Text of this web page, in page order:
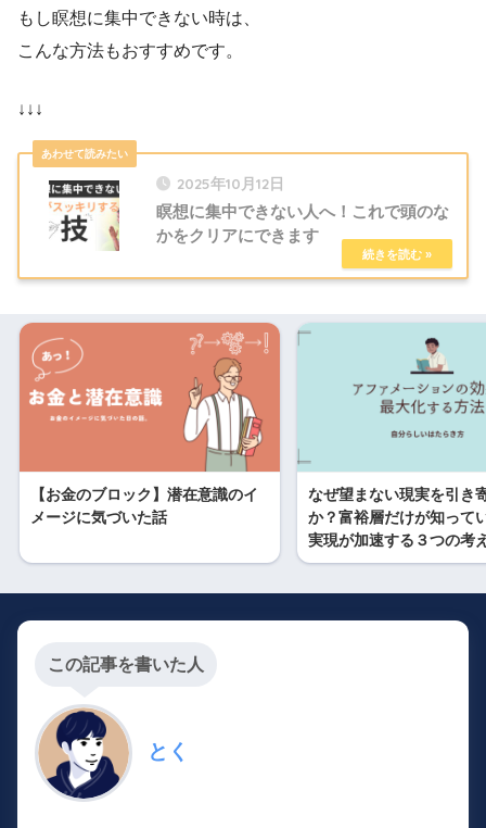
もし瞑想に集中できない時は、
こんな方法もおすすめです。
↓↓↓
2025年10月12日
瞑想に集中できない人へ！これで頭のな
かをクリアにできます
【お金のブロック】潜在意識のイ
メージに気づいた話
なぜ望まない現実を引き
か？富裕層だけが知って
実現が加速する３つの考
この記事を書いた人
とく